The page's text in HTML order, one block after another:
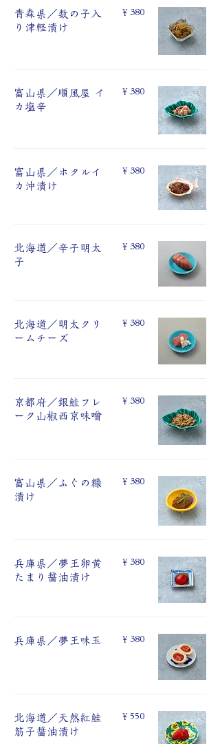
青森県／数の子入
り津軽漬け
￥380
富⼭県／順風屋 イ
カ塩⾟
￥380
富⼭県／ホタルイ
カ沖漬け
￥380
北海道／辛子明太
⼦
￥380
北海道／明太クリ
ームチーズ
￥380
京都府／銀鮭フレ
ーク山椒⻄京味噌
￥380
富山県／ふぐの糠
漬け
￥380
兵庫県／夢王卵⻩
たまり醤油漬け
￥380
兵庫県／夢王味⽟ ￥380
北海道／天然紅鮭
筋⼦醤油漬け
￥550